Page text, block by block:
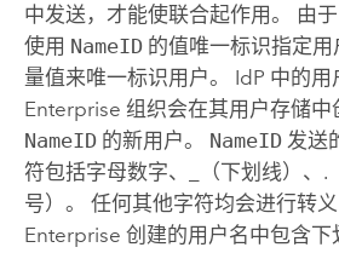
中发送，才能使联合起作用。 由于
使用 NameID的值唯一标识指定用
量值来唯一标识用户。 IdP 中的用
Enterprise 组织会在其用户存储中
NameID的新用户。 NameID发送
符包括字母数字、_（下划线）、.
号）。 任何其他字符均会进行转
Enterprise 创建的用户名中包含下